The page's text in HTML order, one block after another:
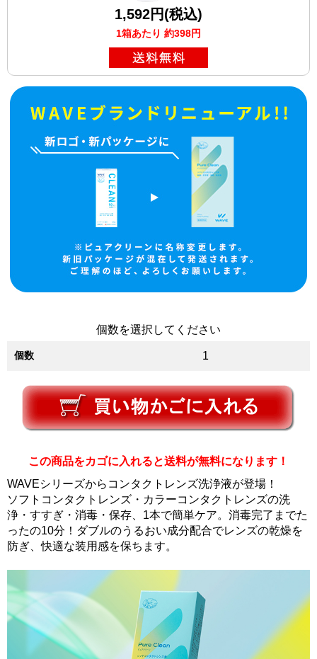
1,592円(税込)
1箱あたり 約398円
個数を選択してください
個数 1
この商品をカゴに入れると送料が無料になります！
WAVEシリーズからコンタクトレンズ洗浄液が登場！
ソフトコンタクトレンズ・カラーコンタクトレンズの洗
浄・すすぎ・消毒・保存、1本で簡単ケア。消毒完了までた
ったの10分！ダブルのうるおい成分配合でレンズの乾燥を
防ぎ、快適な装用感を保ちます。